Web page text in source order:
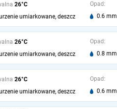
26°C
umiarkowane, deszcz
Opad:
0.6 mm
26°C
umiarkowane, deszcz
Opad:
0.8 mm
26°C
umiarkowane, deszcz
Opad:
0.6 mm